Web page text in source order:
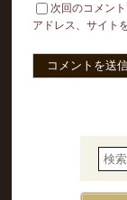
次回のコメン
アドレス、サイト